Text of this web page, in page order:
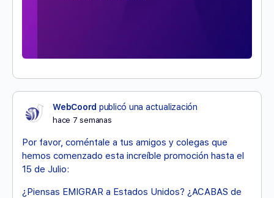
WebCoord publicó una actualización
hace 7 semanas
Por favor, coméntale a tus amigos y colegas que
hemos comenzado esta increíble promoción hasta el
15 de Julio:
¿Piensas EMIGRAR a Estados Unidos? ¿ACABAS de